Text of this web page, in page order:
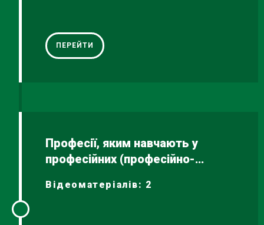
ПЕРЕЙТИ
Професії, яким навчають у
професійних (професійно-
Відеоматеріалів: 2